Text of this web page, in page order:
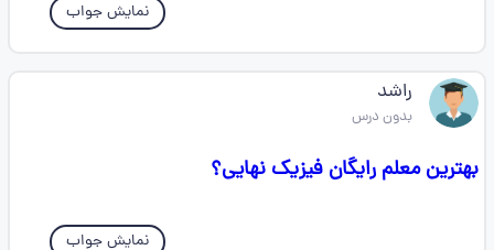
نمایش جواب
راشد
بدون درس
بهترین معلم رایگان فیزیک نهایی؟
نمایش جواب